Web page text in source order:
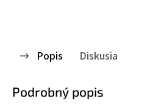
Popis Diskusia
Podrobný popis